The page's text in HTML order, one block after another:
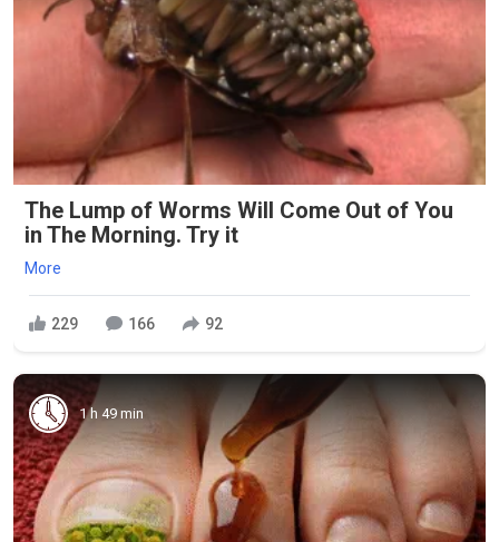
The Lump of Worms Will Come Out of You
in The Morning. Try it
More
229 166 92
1 h 49 min